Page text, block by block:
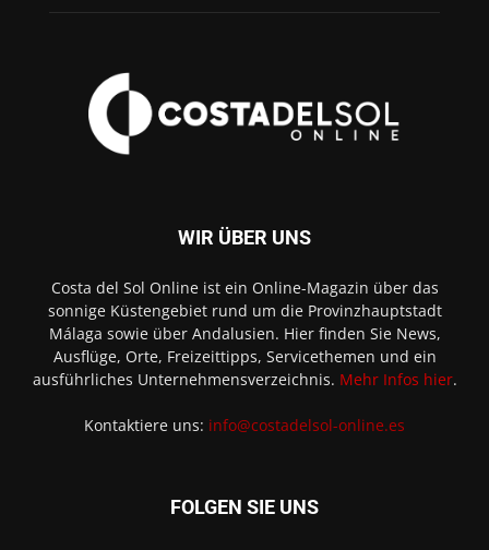
WIR ÜBER UNS
Costa del Sol Online ist ein Online-Magazin über das
sonnige Küstengebiet rund um die Provinzhauptstadt
Málaga sowie über Andalusien. Hier finden Sie News,
Ausflüge, Orte, Freizeittipps, Servicethemen und ein
ausführliches Unternehmensverzeichnis. Mehr Infos hier.
Kontaktiere uns: info@costadelsol-online.es
FOLGEN SIE UNS